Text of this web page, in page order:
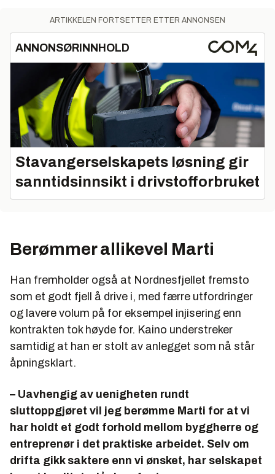
ARTIKKELEN FORTSETTER ETTER ANNONSEN
ANNONSØRINNHOLD
Stavangerselskapets løsning gir
sanntidsinnsikt i drivstofforbruket
Berømmer allikevel Marti
Han fremholder også at Nordnesfjellet fremsto
som et godt fjell å drive i, med færre utfordringer
og lavere volum på for eksempel injisering enn
kontrakten tok høyde for. Kaino understreker
samtidig at han er stolt av anlegget som nå står
åpningsklart.
– Uavhengig av uenigheten rundt
sluttoppgjøret vil jeg berømme Marti for at vi
har holdt et godt forhold mellom byggherre og
entreprenør i det praktiske arbeidet. Selv om
drifta gikk saktere enn vi ønsket, har selskapet